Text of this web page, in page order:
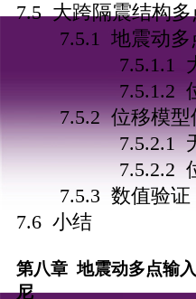
7.5 大跨隔震结构
7.5.1 地震动多
7.5.1.1 大质
7.5.1.2 位移
7.5.2 位移模型
7.5.2.1 无质
7.5.2.2 位移
7.5.3 数值验证
7.6 小结
第八章 地震动多点输
尼